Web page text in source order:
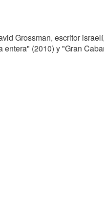
Grossman, escritor
entera" (2010) y "Gran